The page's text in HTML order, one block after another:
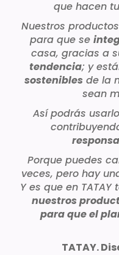
que hacen tu
Nuestros
para que se
casa, gracias a
tendencia; y
sostenibles de la
sean
Así podrás
Porque puedes
veces, pero hay
Y es que en
nuestros
para que el
TATAY.